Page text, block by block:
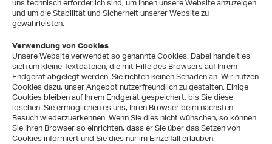
uns technisch erforderlich sind, um Ihnen unsere Website anzuzeigen
und um die Stabilität und Sicherheit unserer Website zu
gewährleisten.
Verwendung von Cookies
Unsere Website verwendet so genannte Cookies. Dabei handelt es
sich um kleine Textdateien, die mit Hilfe des Browsers auf Ihrem
Endgerät abgelegt werden. Sie richten keinen Schaden an. Wir nutzen
Cookies dazu, unser Angebot nutzerfreundlich zu gestalten. Einige
Cookies bleiben auf Ihrem Endgerät gespeichert, bis Sie diese
löschen. Sie ermöglichen es uns, Ihren Browser beim nächsten
Besuch wiederzuerkennen. Wenn Sie dies nicht wünschen, so können
Sie Ihren Browser so einrichten, dass er Sie über das Setzen von
Cookies informiert und Sie dies nur im Einzelfall erlauben.